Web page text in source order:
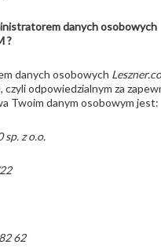
danych osobowych
?
danych osobowych
odpowiedzialnym za
Twoim danym osobowym jest:
sp. z o.o.
62